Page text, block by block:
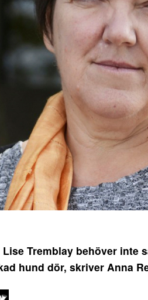
Tremblay behöver inte
hund dör, skriver Anna